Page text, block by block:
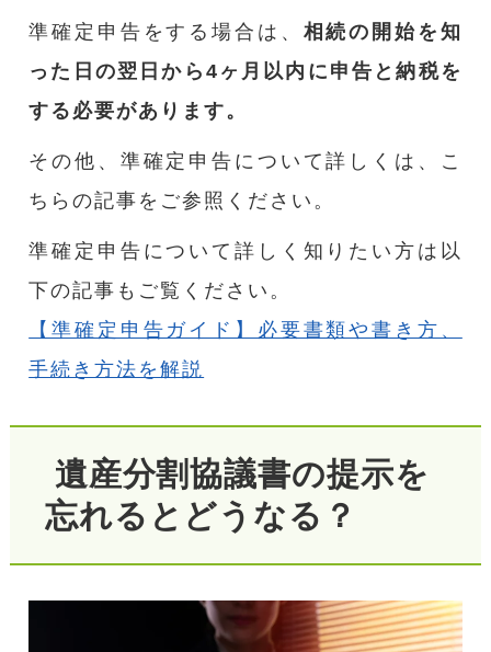
準確定申告をする場合は、 相続の開始を知
った日の翌日から4ヶ月以内に申告と納税を
する必要があります。
その他、準確定申告について詳しくは、こ
ちらの記事をご参照ください。
準確定申告について詳しく知りたい方は以
下の記事もご覧ください。
【準確定申告ガイド】必要書類や書き方、
手続き方法を解説
遺産分割協議書の提示を
忘れるとどうなる？